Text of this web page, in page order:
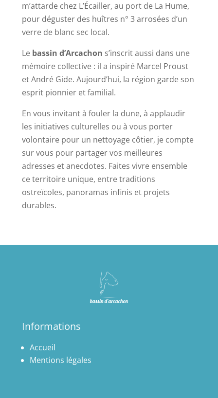
m’attarde chez L’Écailler, au port de La Hume,
pour déguster des huîtres n° 3 arrosées d’un
verre de blanc sec local.
Le bassin d’Arcachon s’inscrit aussi dans une
mémoire collective : il a inspiré Marcel Proust
et André Gide. Aujourd’hui, la région garde son
esprit pionnier et familial.
En vous invitant à fouler la dune, à applaudir
les initiatives culturelles ou à vous porter
volontaire pour un nettoyage côtier, je compte
sur vous pour partager vos meilleures
adresses et anecdotes. Faites vivre ensemble
ce territoire unique, entre traditions
ostreïcoles, panoramas infinis et projets
durables.
Informations
Accueil
Mentions légales